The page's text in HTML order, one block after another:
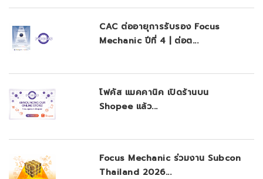
CAC ต่ออายุการรับรอง Focus
Mechanic ปีที่ 4 | ต่อต...
โฟคัส แมคคานิค เปิดร้านบน
Shopee แล้ว...
Focus Mechanic ร่วมงาน Subcon
Thailand 2026...